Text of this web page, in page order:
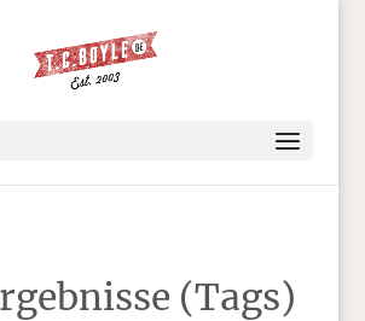
(Tags)